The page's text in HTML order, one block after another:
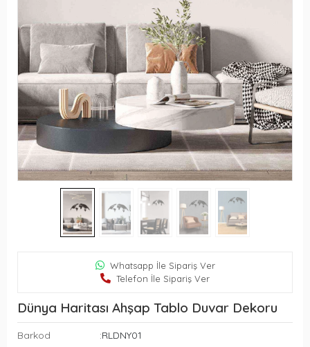
Whatsapp İle Sipariş Ver
Telefon İle Sipariş Ver
Dünya Haritası Ahşap Tablo Duvar Dekoru
Barkod :RLDNY01